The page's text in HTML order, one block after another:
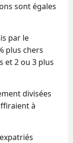
sont égales
par le
plus chers
et 2 ou 3 plus
divisées
à